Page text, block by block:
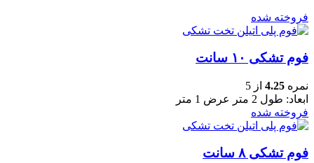
فروخته شده
فوم تشکی ۱۰ سانت
نمره 4.25 از 5
ابعاد: طول 2 متر عرض 1 متر
فروخته شده
فوم تشکی ۸ سانت